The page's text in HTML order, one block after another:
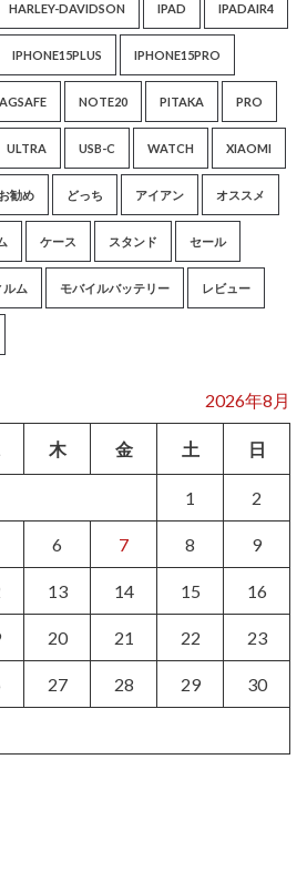
HARLEY-DAVIDSON IPAD IPADAIR4
IPHONE15PLUS IPHONE15PRO
NOTE20 PITAKA PRO
ULTRA USB-C WATCH XIAOMI
お勧め どっち アイアン オススメ
ケース スタンド セール
ルム モバイルバッテリー レビュー
2026年8月
木 金 土 日
1 2
6 7 8 9
13 14 15 16
20 21 22 23
27 28 29 30